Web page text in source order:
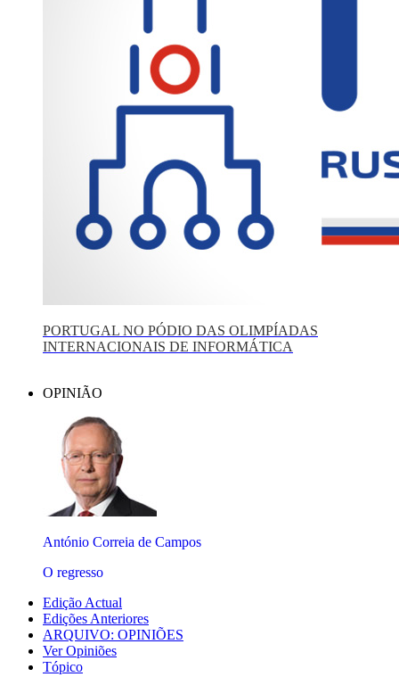
PORTUGAL NO PÓDIO DAS OLIMPÍADAS
INTERNACIONAIS DE INFORMÁTICA
OPINIÃO
António Correia de Campos
O regresso
Edição Actual
Edições Anteriores
ARQUIVO: OPINIÕES
Ver Opiniões
Tópico